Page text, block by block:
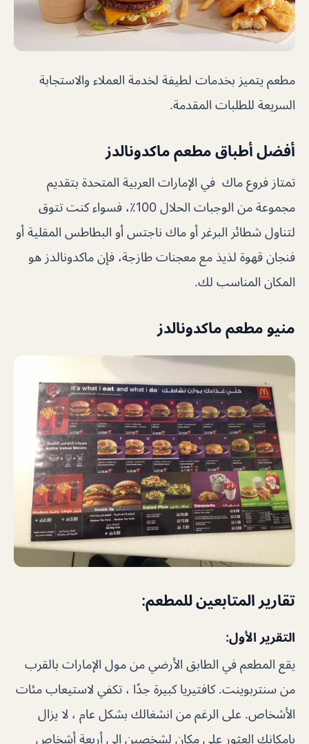
مطعم يتميز بخدمات لطيفة لخدمة العملاء والاستجابة
السريعة للطلبات المقدمة.
أفضل أطباق مطعم ماكدونالدز
تمتاز فروع ماك في الإمارات العربية المتحدة بتقديم
مجموعة من الوجبات الحلال 100٪، فسواء كنت تتوق
لتناول شطائر البرغر أو ماك ناجتس أو البطاطس المقلية أو
فنجان قهوة لذيذ مع معجنات طازجة، فإن ماكدونالدز هو
المكان المناسب لك.
منيو مطعم ماكدونالدز
تقارير المتابعين للمطعم:
التقرير الأول:
يقع المطعم في الطابق الأرضي من مول الإمارات بالقرب
من سنتربوينت. كافتيريا كبيرة جدًا ، تكفي لاستيعاب مئات
الأشخاص. على الرغم من انشغالك بشكل عام ، لا يزال
بإمكانك العثور على مكان لشخصين إلى أربعة أشخاص